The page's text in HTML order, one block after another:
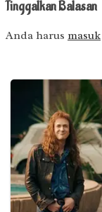
Tinggalkan Balasan
Anda harus masuk